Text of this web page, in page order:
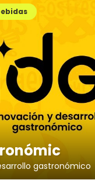
gastronómico